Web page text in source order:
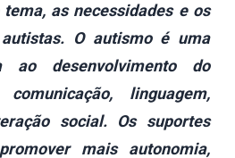
as necessidades e os
O autismo é uma
ao desenvolvimento do
linguagem,
social. Os suportes
mais autonomia,